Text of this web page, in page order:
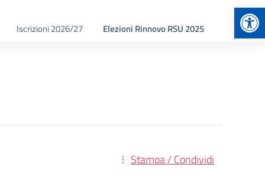
Iscrizioni 2026/27 Elezioni Rinnovo RSU 2025
Stampa / Condividi